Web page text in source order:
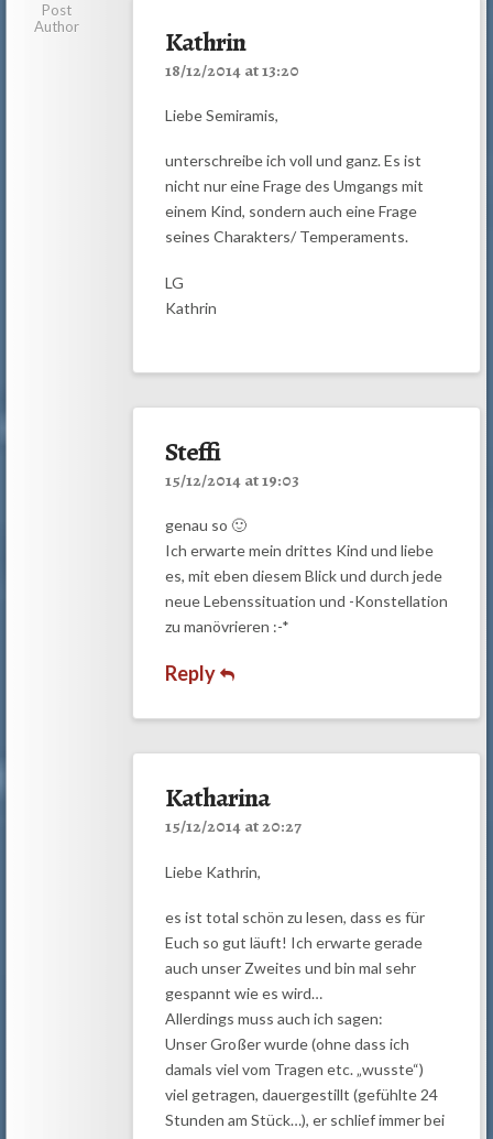
Post
Author
Kathrin
18/12/2014 at 13:20
Liebe Semiramis,
unterschreibe ich voll und ganz. Es ist
nicht nur eine Frage des Umgangs mit
einem Kind, sondern auch eine Frage
seines Charakters/ Temperaments.
LG
Kathrin
Steffi
15/12/2014 at 19:03
genau so 🙂
Ich erwarte mein drittes Kind und liebe
es, mit eben diesem Blick und durch jede
neue Lebenssituation und -Konstellation
zu manövrieren :-*
Reply
Katharina
15/12/2014 at 20:27
Liebe Kathrin,
es ist total schön zu lesen, dass es für
Euch so gut läuft! Ich erwarte gerade
auch unser Zweites und bin mal sehr
gespannt wie es wird…
Allerdings muss auch ich sagen:
Unser Großer wurde (ohne dass ich
damals viel vom Tragen etc. „wusste“)
viel getragen, dauergestillt (gefühlte 24
Stunden am Stück…), er schlief immer bei